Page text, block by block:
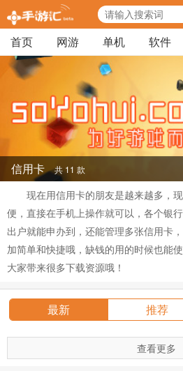
首页 网游 单机 软件
信用卡 共 11 款
现在用信用卡的朋友是越来越多，
便，直接在手机上操作就可以，各个银
出户就能申办到，还能管理多张信用卡
加简单和快捷哦，缺钱的用的时候也能
大家带来很多下载资源哦！
最新 推荐
查看更多